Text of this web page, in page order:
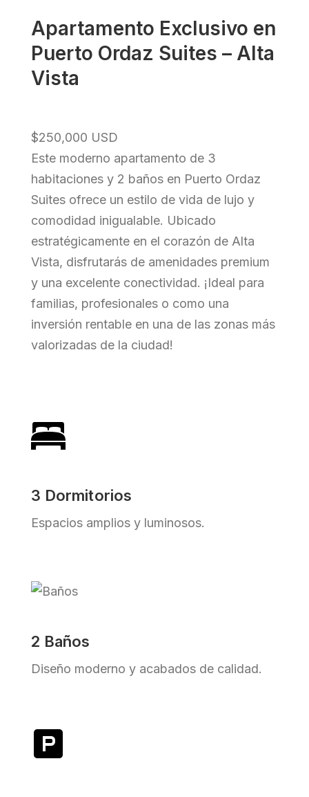
Apartamento Exclusivo en
Puerto Ordaz Suites – Alta
Vista
$250,000 USD
Este moderno apartamento de 3
habitaciones y 2 baños en Puerto Ordaz
Suites ofrece un estilo de vida de lujo y
comodidad inigualable. Ubicado
estratégicamente en el corazón de Alta
Vista, disfrutarás de amenidades premium
y una excelente conectividad. ¡Ideal para
familias, profesionales o como una
inversión rentable en una de las zonas más
valorizadas de la ciudad!
3 Dormitorios
Espacios amplios y luminosos.
2 Baños
Diseño moderno y acabados de calidad.